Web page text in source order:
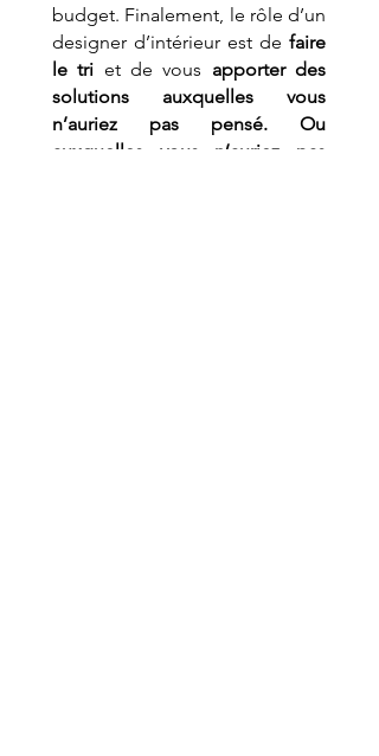
budget. Finalement, le rôle d’un
designer d’intérieur est de faire
le tri et de vous apporter des
solutions auxquelles vous
n’auriez pas pensé. Ou
auxquelles vous n’auriez pas